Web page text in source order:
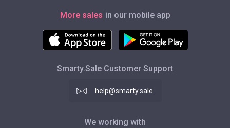
More sales in our mobile app
Smarty.Sale Customer Support
help@smarty.sale
We working with